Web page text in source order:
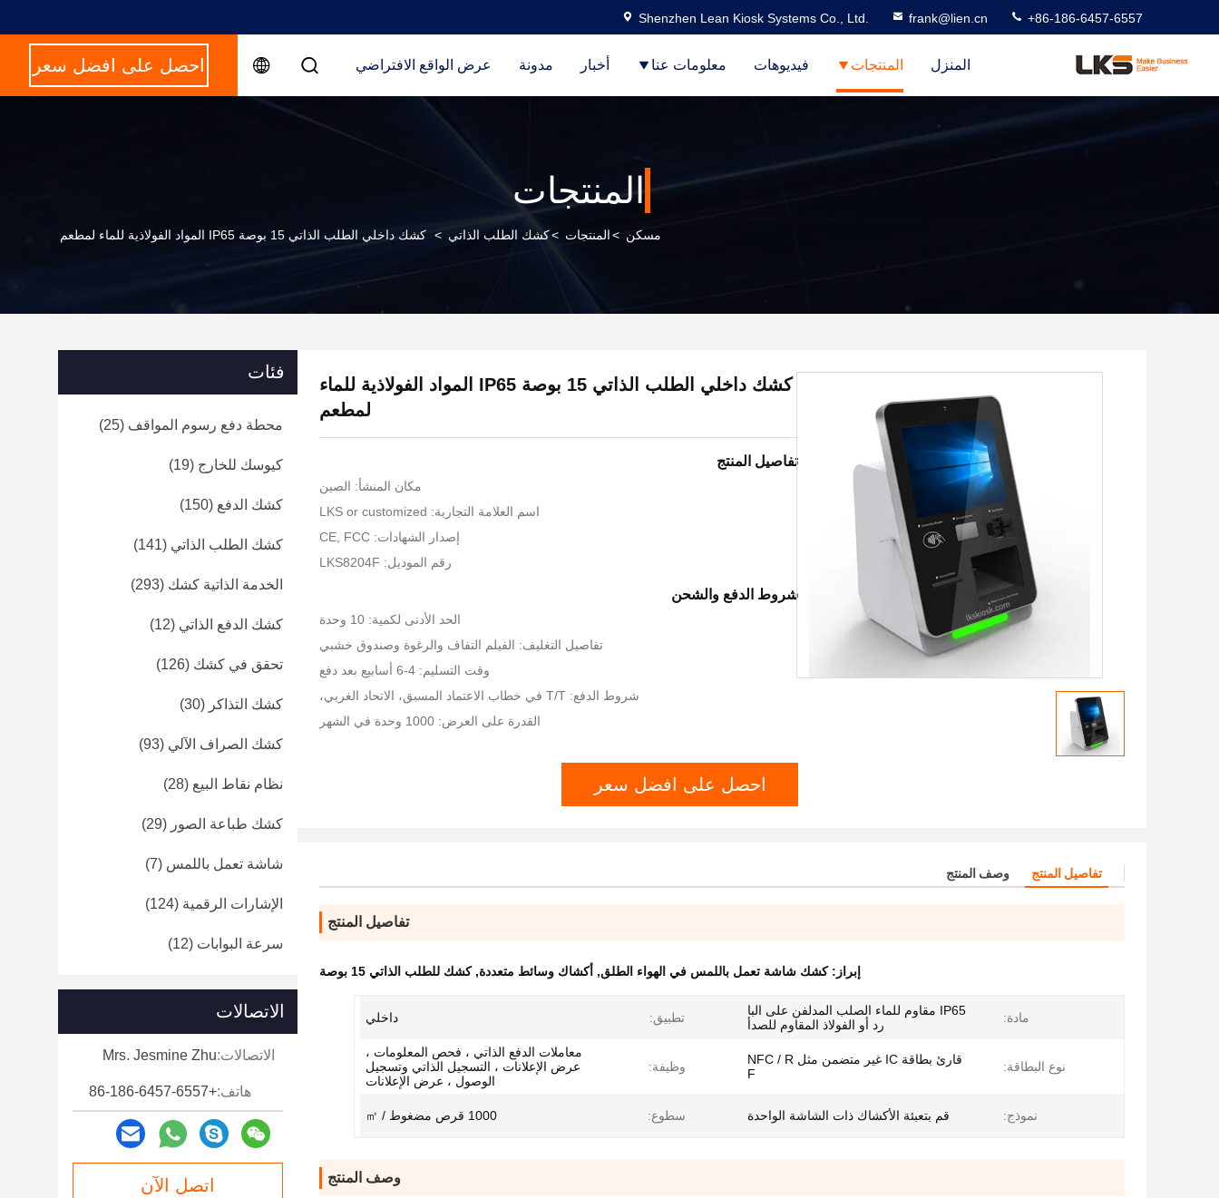
Shenzhen Lean Kiosk Systems Co., Ltd. frank@lien.cn +86-186-6457-6557
المنزل المنتجات فيديوهات معلومات عنا أخبار مدونة عرض الواقع الافتراضي احصل على افضل سعر
المنتجات
مسكن >المنتجات >كشك الطلب الذاتي > كشك داخلي الطلب الذاتي 15 بوصة IP65 المواد الفولاذية للماء لمطعم
كشك داخلي الطلب الذاتي 15 بوصة IP65 المواد الفولاذية للماء
لمطعم
تفاصيل المنتج
مكان المنشأ: الصين
اسم العلامة التجارية: LKS or customized
إصدار الشهادات: CE, FCC
رقم الموديل: LKS8204F
شروط الدفع والشحن
الحد الأدنى لكمية: 10 وحدة
تفاصيل التغليف: الفيلم التفاف والرغوة وصندوق خشبي
وقت التسليم: 4-6 أسابيع بعد دفع
شروط الدفع: T/T في خطاب الاعتماد المسبق، الاتحاد الغربي،
القدرة على العرض: 1000 وحدة في الشهر
احصل على افضل سعر
تفاصيل المنتج وصف المنتج
تفاصيل المنتج
إبراز:كشك شاشة تعمل باللمس في الهواء الطلق, أكشاك وسائط متعددة,كشك للطلب الذاتي 15 بوصة
مادة:
IP65 مقاوم للماء الصلب المدلفن على البا
رد أو الفولاذ المقاوم للصدأ
تطبيق: داخلي
نوع البطاقة:
قارئ بطاقة IC غير متضمن مثل NFC / R
F
وظيفة:
معاملات الدفع الذاتي ، فحص المعلومات ،
عرض الإعلانات ، التسجيل الذاتي وتسجيل
الوصول ، عرض الإعلانات
نموذج: قم بتعبئة الأكشاك ذات الشاشة الواحدة سطوع: 1000 قرص مضغوط / ㎡
وصف المنتج
فئات
محطة دفع رسوم المواقف (25)
كيوسك للخارج (19)
كشك الدفع (150)
كشك الطلب الذاتي (141)
الخدمة الذاتية كشك (293)
كشك الدفع الذاتي (12)
تحقق في كشك (126)
كشك التذاكر (30)
كشك الصراف الآلي (93)
نظام نقاط البيع (28)
كشك طباعة الصور (29)
شاشة تعمل باللمس (7)
الإشارات الرقمية (124)
سرعة البوابات (12)
الاتصالات
الاتصالات:Mrs. Jesmine Zhu
هاتف:+86-186-6457-6557
اتصل الآن